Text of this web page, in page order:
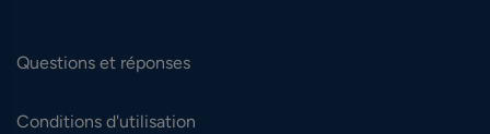
Questions et réponses
Conditions d'utilisation